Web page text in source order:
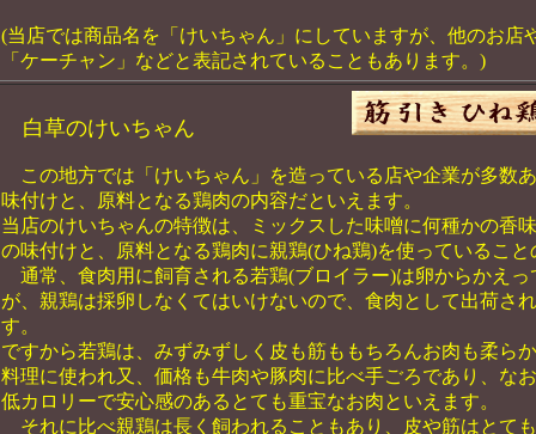
(当店では商品名を「けいちゃん」にしていますが、他のお店
「ケーチャン」などと表記されていることもあります。)
白草のけいちゃん
この地方では「けいちゃん」を造っている店や企業が多数
味付けと、原料となる鶏肉の内容だといえます。
当店のけいちゃんの特徴は、ミックスした味噌に何種かの香
の味付けと、原料となる鶏肉に親鶏(ひね鶏)を使っていること
通常、食肉用に飼育される若鶏(ブロイラー)は卵からかえっ
が、親鶏は採卵しなくてはいけないので、食肉として出荷さ
す。
ですから若鶏は、みずみずしく皮も筋ももちろんお肉も柔ら
料理に使われ又、価格も牛肉や豚肉に比べ手ごろであり、な
低カロリーで安心感のあるとても重宝なお肉といえます。
それに比べ親鶏は長く飼われることもあり、皮や筋はとても